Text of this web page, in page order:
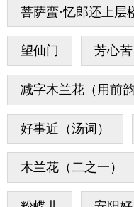
菩萨蛮·忆郎还上层
望仙门 芳心
减字木兰花（用前
好事近（汤词）
木兰花（二之一）